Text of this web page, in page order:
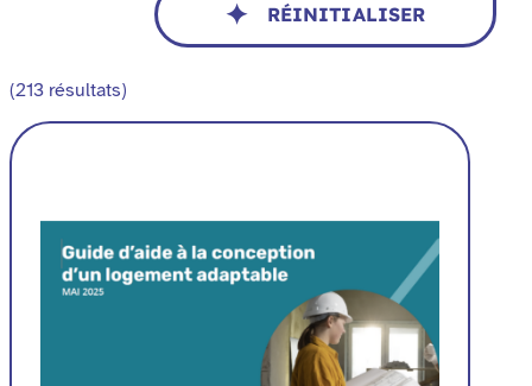
RÉINITIALISER
(213 résultats)